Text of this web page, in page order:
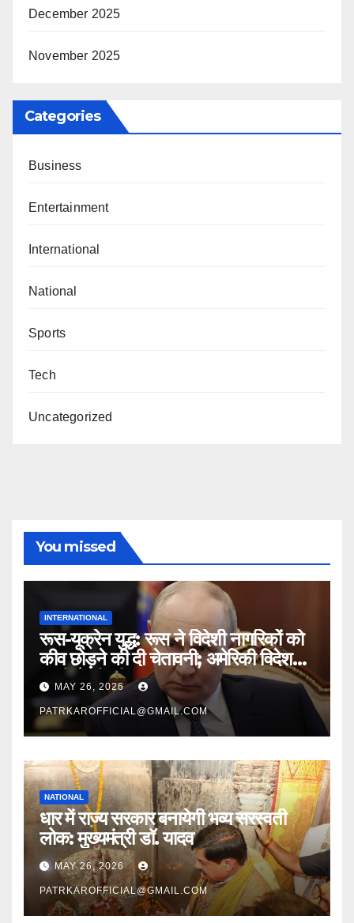
December 2025
November 2025
Categories
Business
Entertainment
International
National
Sports
Tech
Uncategorized
You missed
INTERNATIONAL
रूस-यूक्रेन युद्ध: रूस ने विदेशी नागरिकों को
कीव छोड़ने की दी चेतावनी; अमेरिकी विदेश
मंत्री से भी की बात
MAY 26, 2026
PATRKAROFFICIAL@GMAIL.COM
NATIONAL
धार में राज्य सरकार बनायेगी भव्य सरस्वती
लोक: मुख्यमंत्री डॉ. यादव
MAY 26, 2026
PATRKAROFFICIAL@GMAIL.COM